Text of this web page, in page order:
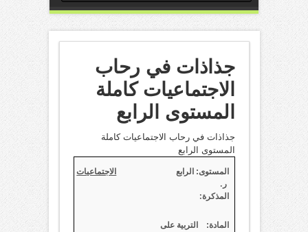
جذاذات في رحاب
الاجتماعيات كاملة
المستوى الرابع
جذاذات في رحاب الاجتماعيات كاملة
المستوى الرابع
المستوى: الرابع
الاجتماعيات
ر.
المذكرة:
المادة: التربية على